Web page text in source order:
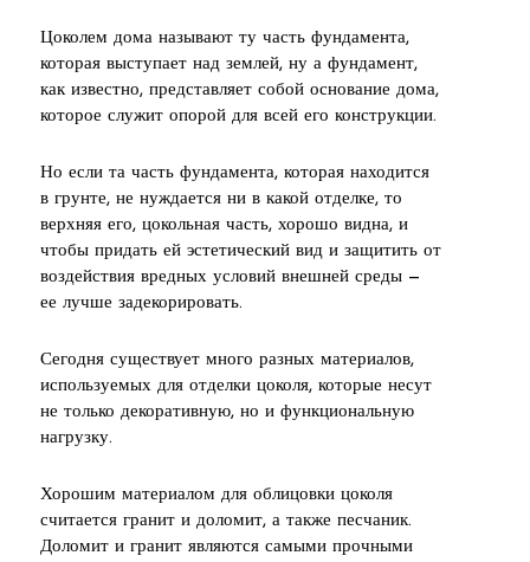
Цоколем дома называют ту часть фундамента,
которая выступает над землей, ну а фундамент,
как известно, представляет собой основание дома,
которое служит опорой для всей его конструкции.
Но если та часть фундамента, которая находится
в грунте, не нуждается ни в какой отделке, то
верхняя его, цокольная часть, хорошо видна, и
чтобы придать ей эстетический вид и защитить от
воздействия вредных условий внешней среды —
ее лучше задекорировать.
Сегодня существует много разных материалов,
используемых для отделки цоколя, которые несут
не только декоративную, но и функциональную
нагрузку.
Хорошим материалом для облицовки цоколя
считается гранит и доломит, а также песчаник.
Доломит и гранит являются самыми прочными